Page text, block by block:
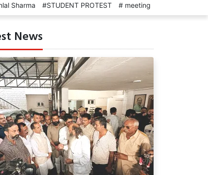
Sharma STUDENT PROTEST meeting
News